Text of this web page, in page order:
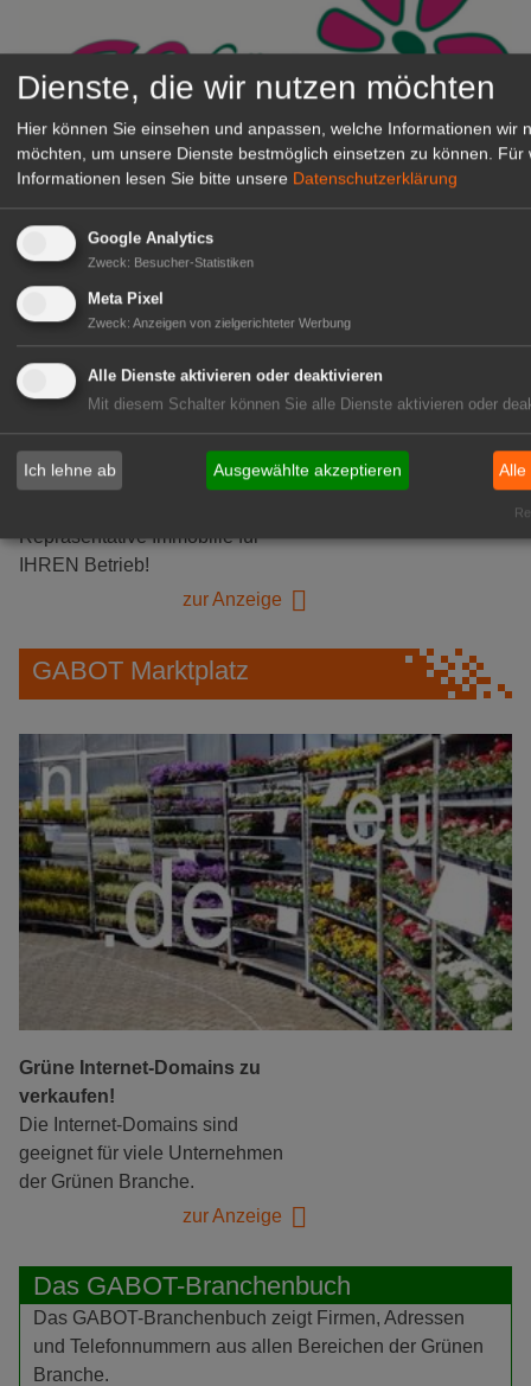
Gärtnerei Hanns
Mitarbeiter (m/w/d) für unsere
Logistikhalle
Herongen
zur Stellenanzeige
GABOT Immobilienangebote
1A-Lage, ihre Chance in der
Repräsentative Immobilie für
IHREN Betrieb!
zur Anzeige
GABOT Marktplatz
Grüne Internet-Domains zu
verkaufen!
Die Internet-Domains sind
geeignet für viele Unternehmen
der Grünen Branche.
zur Anzeige
Das GABOT-Branchenbuch
Das GABOT-Branchenbuch zeigt Firmen, Adressen
und Telefonnummern aus allen Bereichen der Grünen
Branche.
Dienste, die wir nutzen möchten
Hier können Sie einsehen und anpassen, welche Informationen wir
möchten, um unsere Dienste bestmöglich einsetzen zu können.
Für
Informationen lesen Sie bitte unsere Datenschutzerklärung
Google Analytics
Zweck: Besucher-Statistiken
Meta Pixel
Zweck: Anzeigen von zielgerichteter Werbung
Alle Dienste aktivieren oder deaktivieren
Mit diesem Schalter können Sie alle Dienste aktivieren oder
Ich lehne ab Ausgewählte akzeptieren Alle